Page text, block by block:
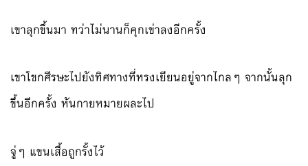
เขาลุกขึ้นมา ทว่าไม่นานก็คุกเข่าลงอีกครั้ง
เขาโขกศีรษะไปยังทิศทางที่หรงเยียนอยู่จากไกลๆ จากนั้นลุก
ขึ้นอีกครั้ง หันกายหมายผละไป
จู่ๆ แขนเสื้อถูกรั้งไว้